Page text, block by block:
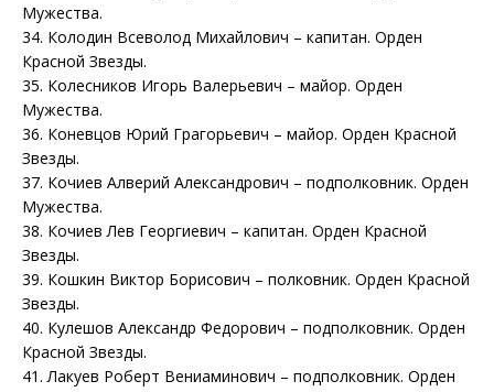
Мужества.
34. Колодин Всеволод Михайлович – капитан. Орден
Красной Звезды.
35. Колесников Игорь Валерьевич – майор. Орден
Мужества.
36. Коневцов Юрий Грагорьевич – майор. Орден Красной
Звезды.
37. Кочиев Алверий Александрович – подполковник. Орден
Мужества.
38. Кочиев Лев Георгиевич – капитан. Орден Красной
Звезды.
39. Кошкин Виктор Борисович – полковник. Орден Красной
Звезды.
40. Кулешов Александр Федорович – подполковник. Орден
Красной Звезды.
41. Лакуев Роберт Вениаминович – подполковник. Орден